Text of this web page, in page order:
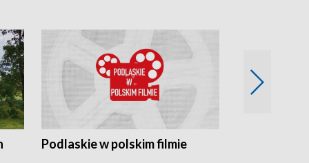
Podlaskie w polskim filmie